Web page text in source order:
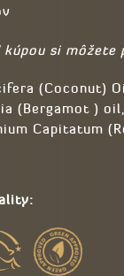
kúpou si
(Coconut)
(Bergamot )
Capitatum